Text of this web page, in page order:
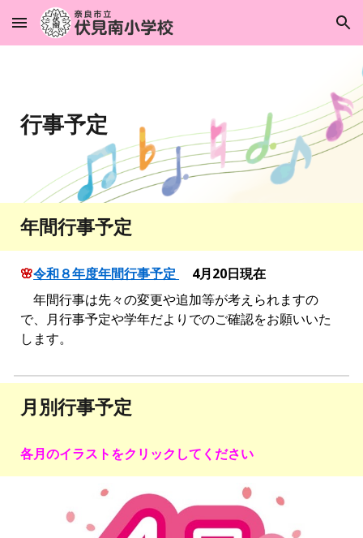
Skip to main content Skip to navigation
行事予定
年間行事予定
🌸令和８年度年間行事予定
4月20日現在
年間行事は先々の変更や追加等が考えられますの
で、月行事予定や学年だよりでのご確認をお願いいた
します。
月別行事予定
各月のイラストをクリックしてください